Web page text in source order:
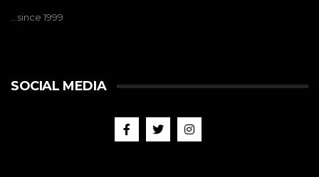
…since 1999
SOCIAL MEDIA